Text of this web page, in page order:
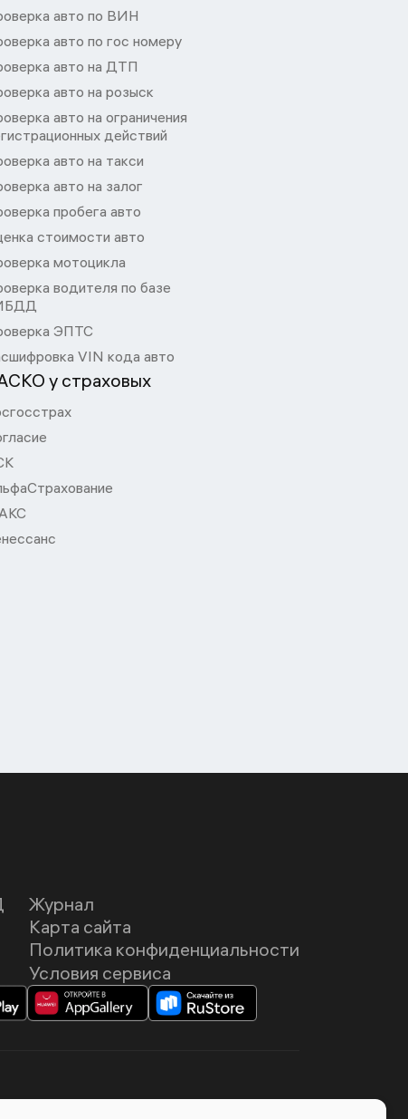
авто по ВИН
авто по гос номеру
авто на ДТП
авто на розыск
авто на ограничения
действий
авто на такси
авто на залог
пробега авто
стоимости авто
мотоцикла
водителя по базе
ЭПТС
VIN кода авто
у страховых
Журнал
Карта сайта
Политика конфиденциальности
Условия сервиса